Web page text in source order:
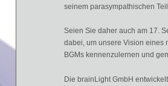
seinem parasympathischen
Seien Sie daher auch am 17.
dabei, um unsere Vision eines
BGMs kennenzulernen und
Die brainLight GmbH